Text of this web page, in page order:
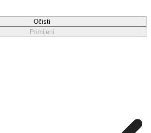
Očisti
Primijeni